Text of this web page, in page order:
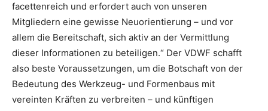
facettenreich und erfordert auch von unseren
Mitgliedern eine gewisse Neuorientierung – und vor
allem die Bereitschaft, sich aktiv an der Vermittlung
dieser Informationen zu beteiligen.“ Der VDWF schafft
also beste Voraussetzungen, um die Botschaft von der
Bedeutung des Werkzeug- und Formenbaus mit
vereinten Kräften zu verbreiten – und künftigen